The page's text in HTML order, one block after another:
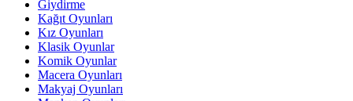
Giydirme
Kağıt Oyunları
Kız Oyunları
Klasik Oyunlar
Komik Oyunlar
Macera Oyunları
Makyaj Oyunları